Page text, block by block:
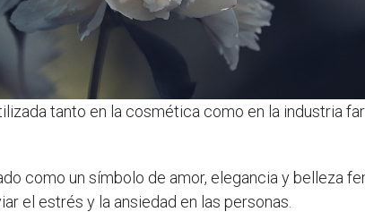
tanto en la cosmética como en la industria
como un símbolo de amor, elegancia y belleza
el estrés y la ansiedad en las personas.